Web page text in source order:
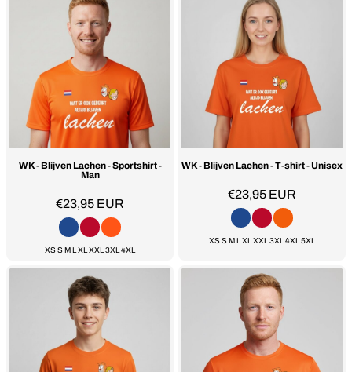
WK - Blijven Lachen - Sportshirt -
Man
€23,95 EUR
XS S M L XL XXL 3XL 4XL
WK - Blijven Lachen - T-shirt - Unisex
€23,95 EUR
XS S M L XL XXL 3XL 4XL 5XL